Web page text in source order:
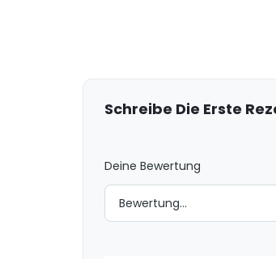
z
Schreibe Die Erste
Deine Bewertung